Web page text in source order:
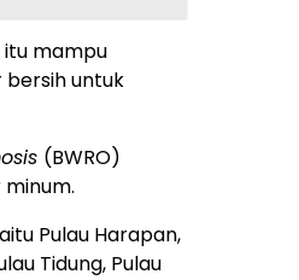
itu mampu
bersih untuk
(BWRO)
Pulau Harapan,
Tidung, Pulau